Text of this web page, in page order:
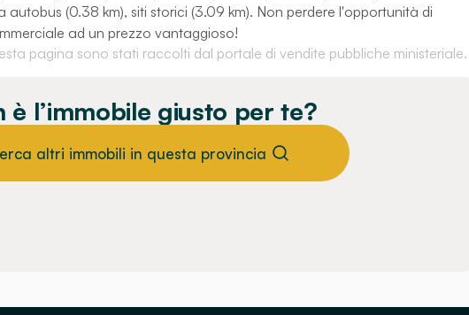
autobus (0.38 km), siti storici (3.09 km). Non perdere l'opportunità di
ad un prezzo vantaggioso!
pagina sono stati raccolti dal portale di vendite pubbliche ministeriale.
è l’immobile giusto per te?
altri immobili in questa provincia